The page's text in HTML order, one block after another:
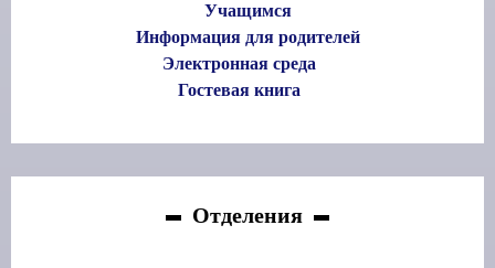
Учащимся
Информация для родителей
Электронная среда
Гостевая книга
Отделения